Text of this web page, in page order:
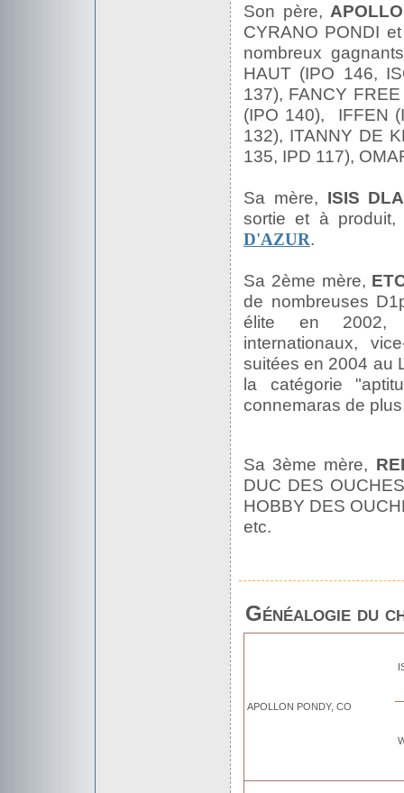
Son père,
CYRANO PONDI
nombreux
HAUT (IPO 146,
137), FANCY
(IPO 140), IFFEN
132), ITANNY DE
135, IPD 117),
Sa mère, ISIS
sortie et à
D'AZUR.
Sa 2ème mère,
de nombreuses
élite en 2002,
internationaux,
suitées en 2004 au
la catégorie
connemaras de
Sa 3ème mère,
DUC DES
HOBBY DES
etc.
Généalogie du
APOLLON PONDY, CO